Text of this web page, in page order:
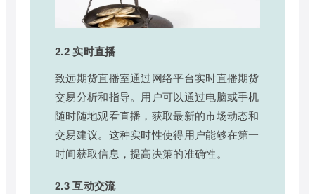
2.2 实时直播
致远期货直播室通过网络平台实时直播期货
交易分析和指导。用户可以通过电脑或手机
随时随地观看直播，获取最新的市场动态和
交易建议。这种实时性使得用户能够在第一
时间获取信息，提高决策的准确性。
2.3 互动交流